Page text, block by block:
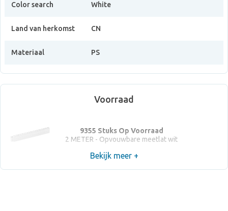
Color search White
Land van herkomst CN
Materiaal PS
Voorraad
9355 Stuks Op Voorraad
2 METER - Opvouwbare meetlat wit
Bekijk meer +